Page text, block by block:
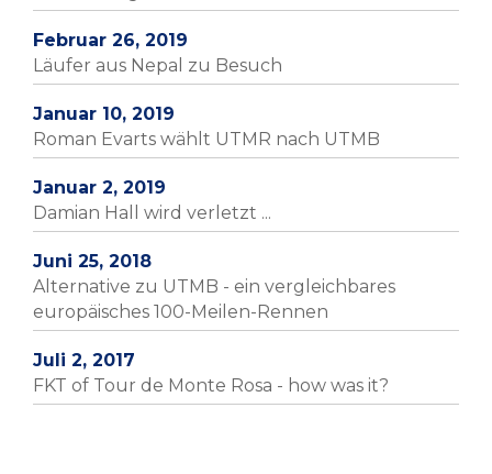
Februar 26, 2019
Läufer aus Nepal zu Besuch
Januar 10, 2019
Roman Evarts wählt UTMR nach UTMB
Januar 2, 2019
Damian Hall wird verletzt ...
Juni 25, 2018
Alternative zu UTMB - ein vergleichbares
europäisches 100-Meilen-Rennen
Juli 2, 2017
FKT of Tour de Monte Rosa - how was it?